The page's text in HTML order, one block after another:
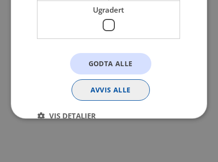
Ugradert
GODTA ALLE
AVVIS ALLE
VIS DETALJER